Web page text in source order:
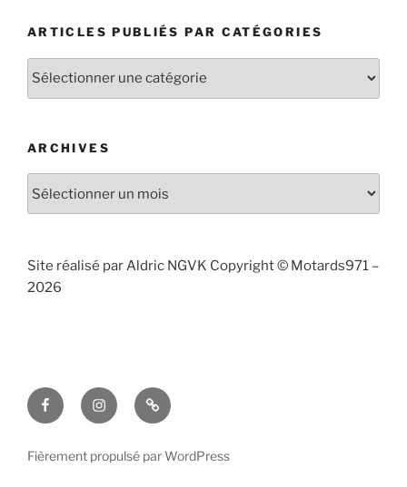
ARTICLES PUBLIÉS PAR CATÉGORIES
Articles
ARCHIVES
Site réalisé par Aldric NGVK Copyright © Motards971 –
2026
FacebookInstagramContact
Fièrement propulsé par WordPress